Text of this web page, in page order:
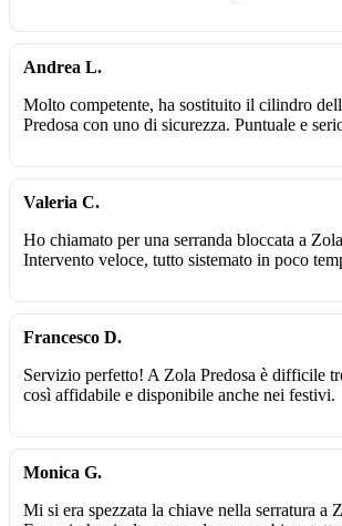
Andrea L.
Molto competente, ha sostituito il cilindro
Predosa con uno di sicurezza. Puntuale e
Valeria C.
Ho chiamato per una serranda bloccata a
Intervento veloce, tutto sistemato in poco
Francesco D.
Servizio perfetto! A Zola Predosa è difficile
così affidabile e disponibile anche nei festivi.
Monica G.
Mi si era spezzata la chiave nella serratura a